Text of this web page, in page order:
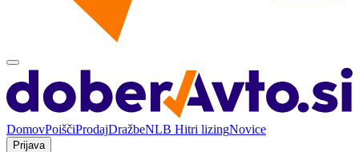
DomovPoiščiProdajDražbeNLB Hitri lizingNovice
Prijava